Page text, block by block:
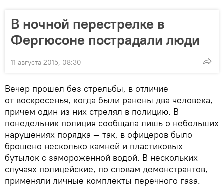
В ночной перестрелке в
Фергюсоне пострадали люди
11 августа 2015, 08:30
Вечер прошел без стрельбы, в отличие
от воскресенья, когда были ранены два человека,
причем один из них стрелял в полицию. В
понедельник полиция сообщала лишь о небольших
нарушениях порядка — так, в офицеров было
брошено несколько камней и пластиковых
бутылок с замороженной водой. В нескольких
случаях полицейские, по словам демонстрантов,
применяли личные комплекты перечного газа.